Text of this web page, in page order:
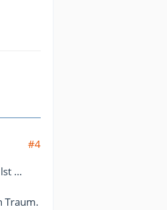
#4
…
Traum.